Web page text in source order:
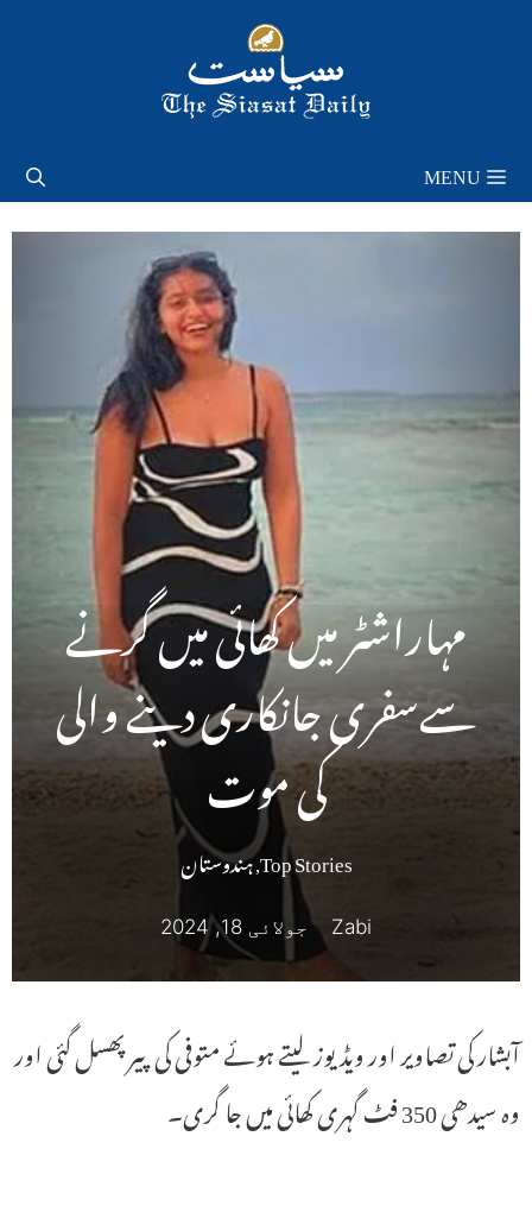
MENU
مہاراشٹر میں کھائی میں گرنے
سےسفری جانکاری دینے والی
کی موت
Top Stories
,ہندوستان
Zabi جولائی 18, 2024
آبشار کی تصاویر اور ویڈیوز لیتے ہوئے متوفی کی پیر پھسل گئی اور
وہ سیدھی 350 فٹ گہری کھائی میں جا گری۔